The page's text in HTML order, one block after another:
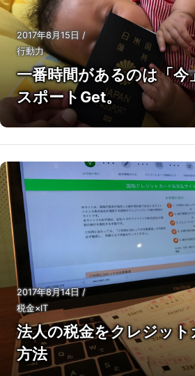
2017年8月15日/
行動力
一番時間があるのは「
スポートGet。
2017年8月14日/
税金×IT
法人の税金をクレジッ
方法